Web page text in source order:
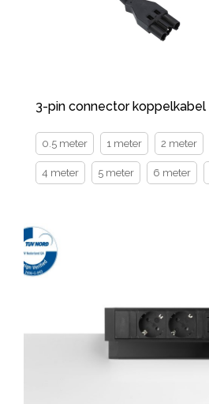
3-pin connector koppelkabel
0.5 meter 1 meter 2 meter
4 meter 5 meter 6 meter